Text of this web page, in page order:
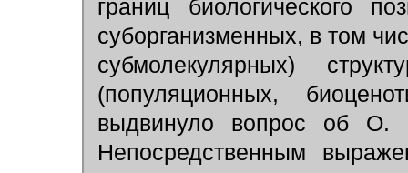
границ биологического
суборганизменных, в том
субмолекулярных)
(популяционных,
выдвинуло вопрос об О.
Непосредственным